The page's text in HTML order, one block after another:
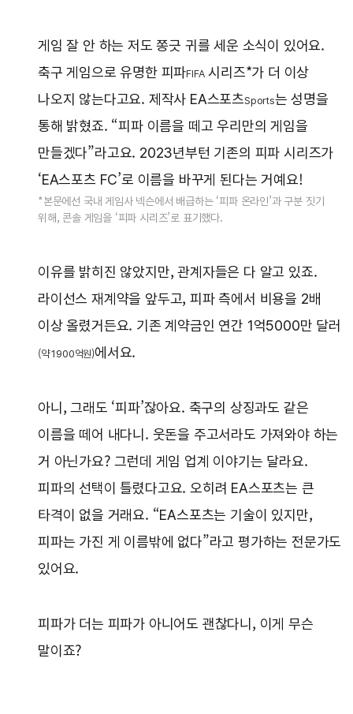
게임 잘 안 하는 저도 쫑긋 귀를 세운 소식이 있어요.
축구 게임으로 유명한 피파FIFA시리즈*가 더 이상
나오지 않는다고요. 제작사 EA스포츠Sports는 성명을
통해 밝혔죠. “피파 이름을 떼고 우리만의 게임을
만들겠다”라고요. 2023년부턴 기존의 피파 시리즈가
‘EA스포츠 FC’로 이름을 바꾸게 된다는 거예요!
*본문에선 국내 게임사 넥슨에서 배급하는 ‘피파 온라인’과 구분 짓기
위해, 콘솔 게임을 ‘피파 시리즈’로 표기했다.
이유를 밝히진 않았지만, 관계자들은 다 알고 있죠.
라이선스 재계약을 앞두고, 피파 측에서 비용을 2배
이상 올렸거든요. 기존 계약금인 연간 1억5000만 달러
(약 1900억원)에서요.
아니, 그래도 ‘피파’잖아요. 축구의 상징과도 같은
이름을 떼어 내다니. 웃돈을 주고서라도 가져와야 하는
거 아닌가요? 그런데 게임 업계 이야기는 달라요.
피파의 선택이 틀렸다고요. 오히려 EA스포츠는 큰
타격이 없을 거래요. “EA스포츠는 기술이 있지만,
피파는 가진 게 이름밖에 없다”라고 평가하는 전문가도
있어요.
피파가 더는 피파가 아니어도 괜찮다니, 이게 무슨
말이죠?